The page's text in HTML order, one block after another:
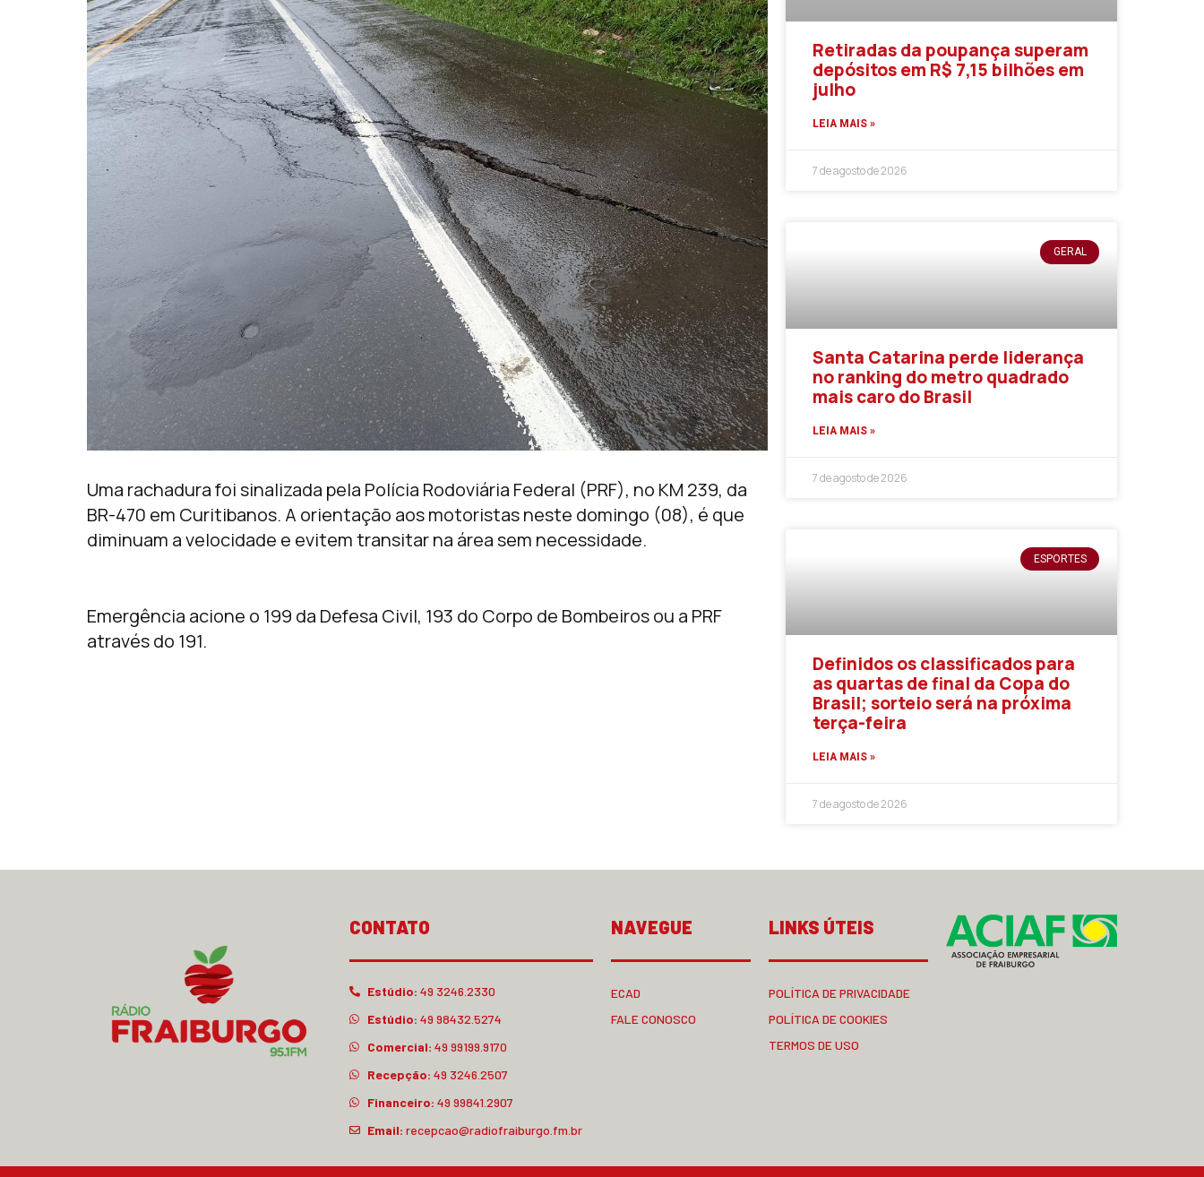
Uma rachadura foi sinalizada pela Polícia Rodoviária Federal (PRF), no KM 239, da
BR-470 em Curitibanos. A orientação aos motoristas neste domingo (08), é que
diminuam a velocidade e evitem transitar na área sem necessidade.
Emergência acione o 199 da Defesa Civil, 193 do Corpo de Bombeiros ou a PRF
através do 191.
Retiradas da poupança superam
depósitos em R$ 7,15 bilhões em
julho
LEIA MAIS »
7 de agosto de 2026
GERAL
Santa Catarina perde liderança
no ranking do metro quadrado
mais caro do Brasil
LEIA MAIS »
7 de agosto de 2026
ESPORTES
Definidos os classificados para
as quartas de final da Copa do
Brasil; sorteio será na próxima
terça-feira
LEIA MAIS »
7 de agosto de 2026
CONTATO
Estúdio: 49 3246.2330
Estúdio: 49 98432.5274
Comercial: 49 99199.9170
Recepção: 49 3246.2507
Financeiro: 49 99841.2907
Email: recepcao@radiofraiburgo.fm.br
NAVEGUE
ECAD
FALE CONOSCO
LINKS ÚTEIS
POLÍTICA DE PRIVACIDADE
POLÍTICA DE COOKIES
TERMOS DE USO